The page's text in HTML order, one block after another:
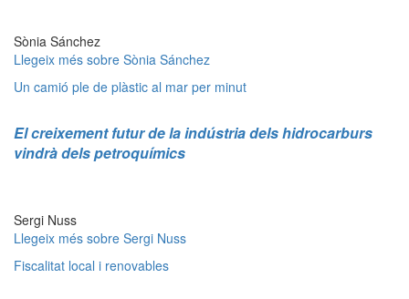
Sònia Sánchez
Llegeix més sobre Sònia Sánchez
Un camió ple de plàstic al mar per minut
El creixement futur de la indústria dels hidrocarburs
vindrà dels petroquímics
Sergi Nuss
Llegeix més sobre Sergi Nuss
Fiscalitat local i renovables